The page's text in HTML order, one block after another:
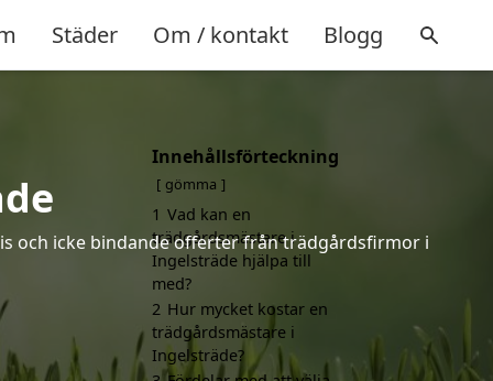
Städer Om / kontakt Blogg
och icke bindande offerter från trädgårdsfirmor i
Innehållsförteckning
gömma
1 Vad kan en
trädgårdsmästare i
Ingelsträde hjälpa till
med?
2 Hur mycket kostar en
trädgårdsmästare i
Ingelsträde?